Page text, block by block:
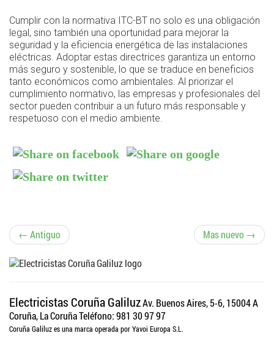
Cumplir con la normativa ITC-BT no solo es una obligación
legal, sino también una oportunidad para mejorar la
seguridad y la eficiencia energética de las instalaciones
eléctricas. Adoptar estas directrices garantiza un entorno
más seguro y sostenible, lo que se traduce en beneficios
tanto económicos como ambientales. Al priorizar el
cumplimiento normativo, las empresas y profesionales del
sector pueden contribuir a un futuro más responsable y
respetuoso con el medio ambiente.
N
a
v
e
← Antiguo Mas nuevo →
Electricistas Coruña GaliluzAv. Buenos Aires, 5-6, 15004 A
Coruña, La CoruñaTeléfono: 981 30 97 97
Coruña Galiluz es una marca operada por Yavoi Europa S.L.